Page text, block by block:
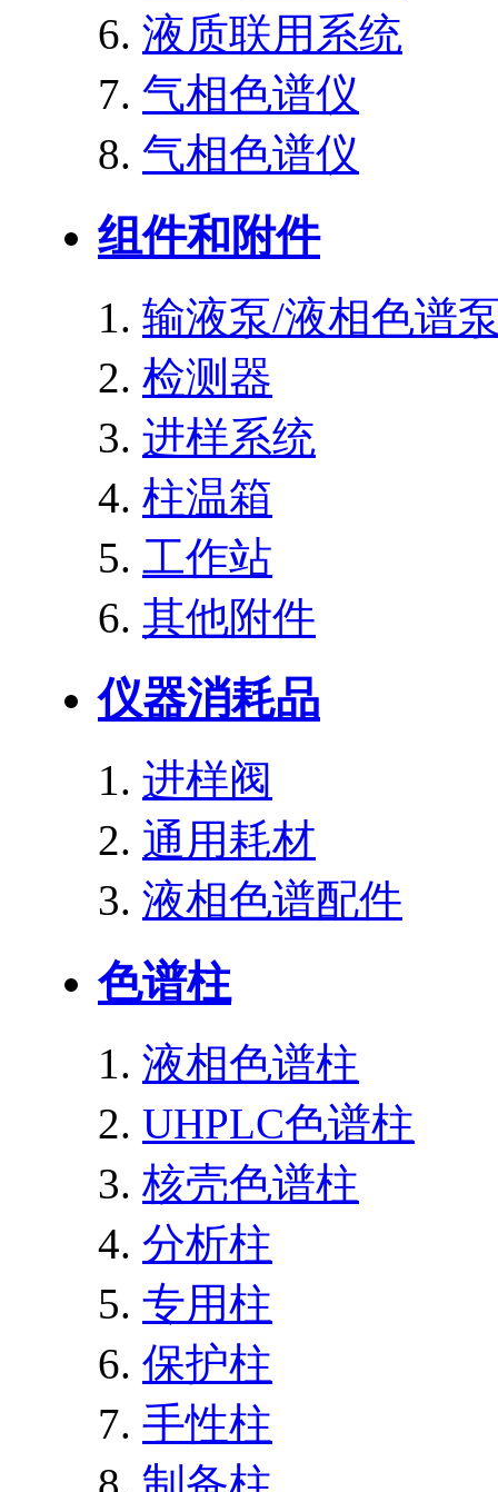
液质联用系统
气相色谱仪
气相色谱仪
组件和附件
输液泵/液相色谱
检测器
进样系统
柱温箱
工作站
其他附件
仪器消耗品
进样阀
通用耗材
液相色谱配件
色谱柱
液相色谱柱
UHPLC色谱柱
核壳色谱柱
分析柱
专用柱
保护柱
手性柱